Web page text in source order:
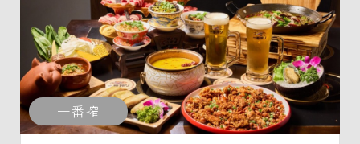
一番搾